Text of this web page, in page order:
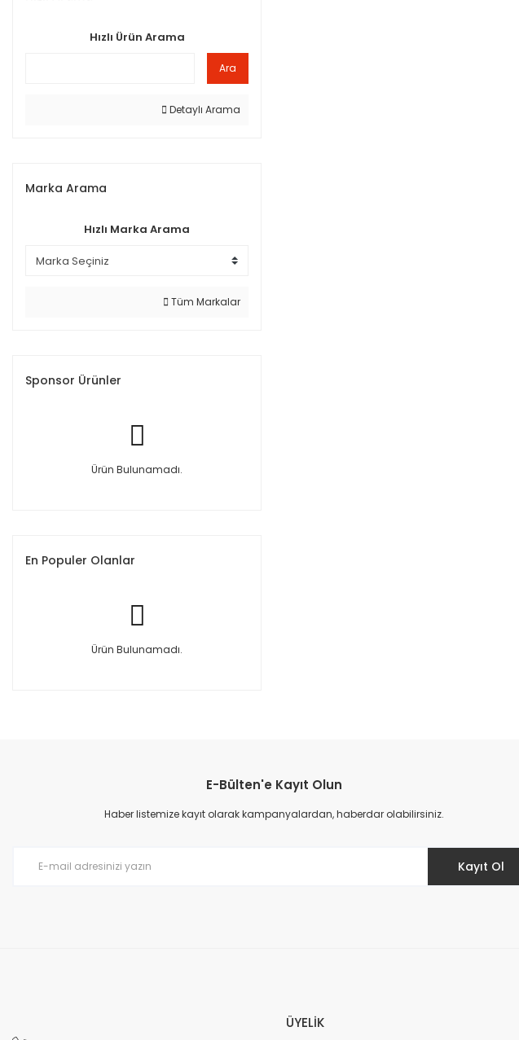
Hızlı Ürün Arama
Ara
Detaylı Arama
Marka Arama
Hızlı Marka Arama
Tüm Markalar
Sponsor Ürünler
Ürün Bulunamadı.
En Populer Olanlar
Ürün Bulunamadı.
E-Bülten'e Kayıt Olun
Haber listemize kayıt olarak kampanyalardan, haberdar olabilirsiniz.
Kayıt Ol
ÜYELİK